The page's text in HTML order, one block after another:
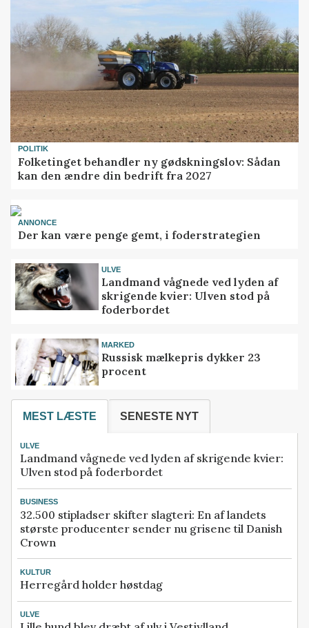
POLITIK
Folketinget behandler ny gødskningslov: Sådan
kan den ændre din bedrift fra 2027
ANNONCE
Der kan være penge gemt, i foderstrategien
ULVE
Landmand vågnede ved lyden af
skrigende kvier: Ulven stod på
foderbordet
MARKED
Russisk mælkepris dykker 23
procent
MEST LÆSTE SENESTE NYT
ULVE
Landmand vågnede ved lyden af skrigende kvier:
Ulven stod på foderbordet
BUSINESS
32.500 stipladser skifter slagteri: En af landets
største producenter sender nu grisene til Danish
Crown
KULTUR
Herregård holder høstdag
ULVE